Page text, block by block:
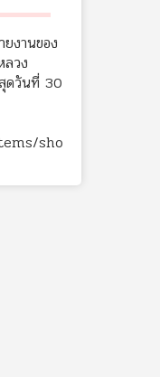
งานของ
วง
ดวันที่ 30
sho